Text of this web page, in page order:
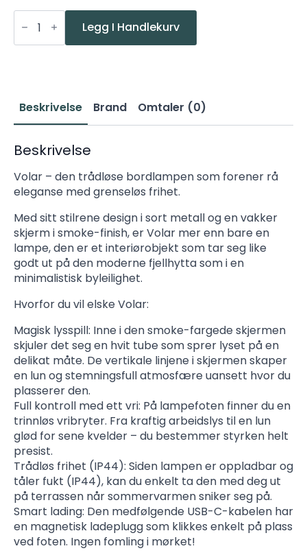
Nordesign
Volar
Oppladbar
Sort
Legg I Handlekurv
Beskrivelse Brand Omtaler (0)
Beskrivelse
Volar – den trådløse bordlampen som forener rå
eleganse med grenseløs frihet.
Med sitt stilrene design i sort metall og en vakker
skjerm i smoke-finish, er Volar mer enn bare en
lampe, den er et interiørobjekt som tar seg like
godt ut på den moderne fjellhytta som i en
minimalistisk byleilighet.
Hvorfor du vil elske Volar:
Magisk lysspill: Inne i den smoke-fargede skjermen
skjuler det seg en hvit tube som sprer lyset på en
delikat måte. De vertikale linjene i skjermen skaper
en lun og stemningsfull atmosfære uansett hvor du
plasserer den.
Full kontroll med ett vri: På lampefoten finner du en
trinnløs vribryter. Fra kraftig arbeidslys til en lun
glød for sene kvelder – du bestemmer styrken helt
presist.
Trådløs frihet (IP44): Siden lampen er oppladbar og
tåler fukt (IP44), kan du enkelt ta den med deg ut
på terrassen når sommervarmen sniker seg på.
Smart lading: Den medfølgende USB-C-kabelen har
en magnetisk ladeplugg som klikkes enkelt på plass
ved foten. Ingen fomling i mørket!